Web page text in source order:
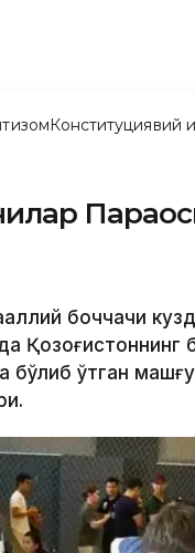
Конституциявий
боччачи
бўлиб ўтган